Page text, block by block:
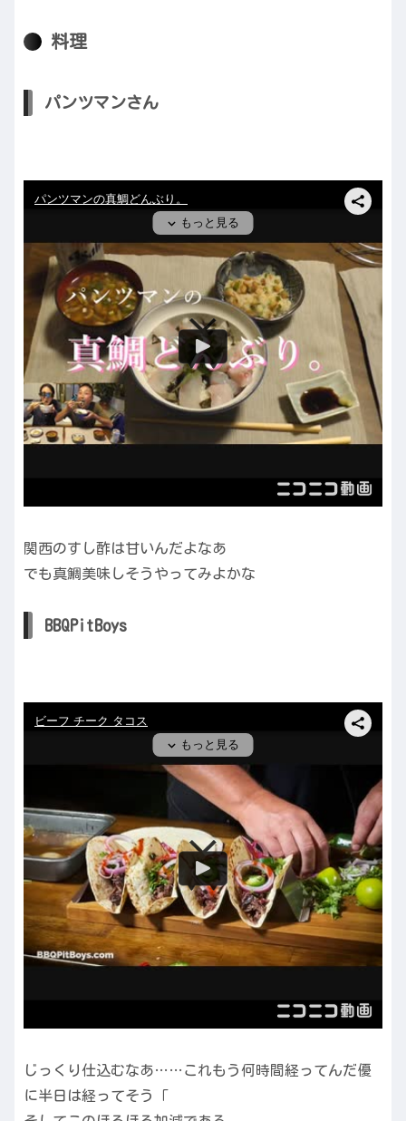
料理
パンツマンさん
関西のすし酢は甘いんだよなあ
でも真鯛美味しそうやってみよかな
BBQPitBoys
じっくり仕込むなあ……これもう何時間経ってんだ優
に半日は経ってそう「